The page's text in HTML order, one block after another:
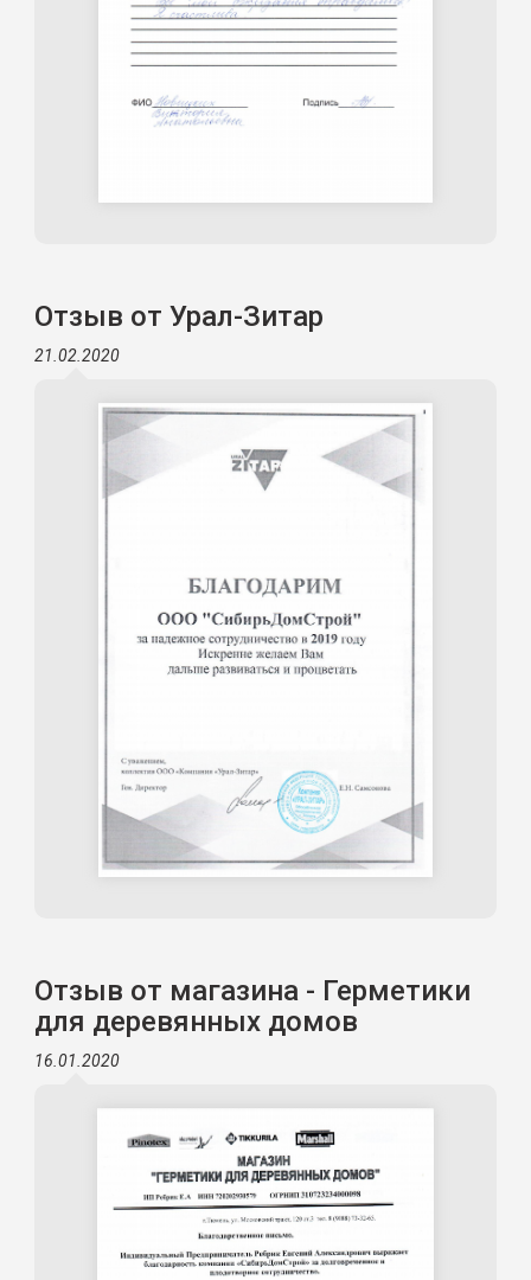
Отзыв от Урал-Зитар
21.02.2020
Отзыв от магазина - Герметики
для деревянных домов
16.01.2020